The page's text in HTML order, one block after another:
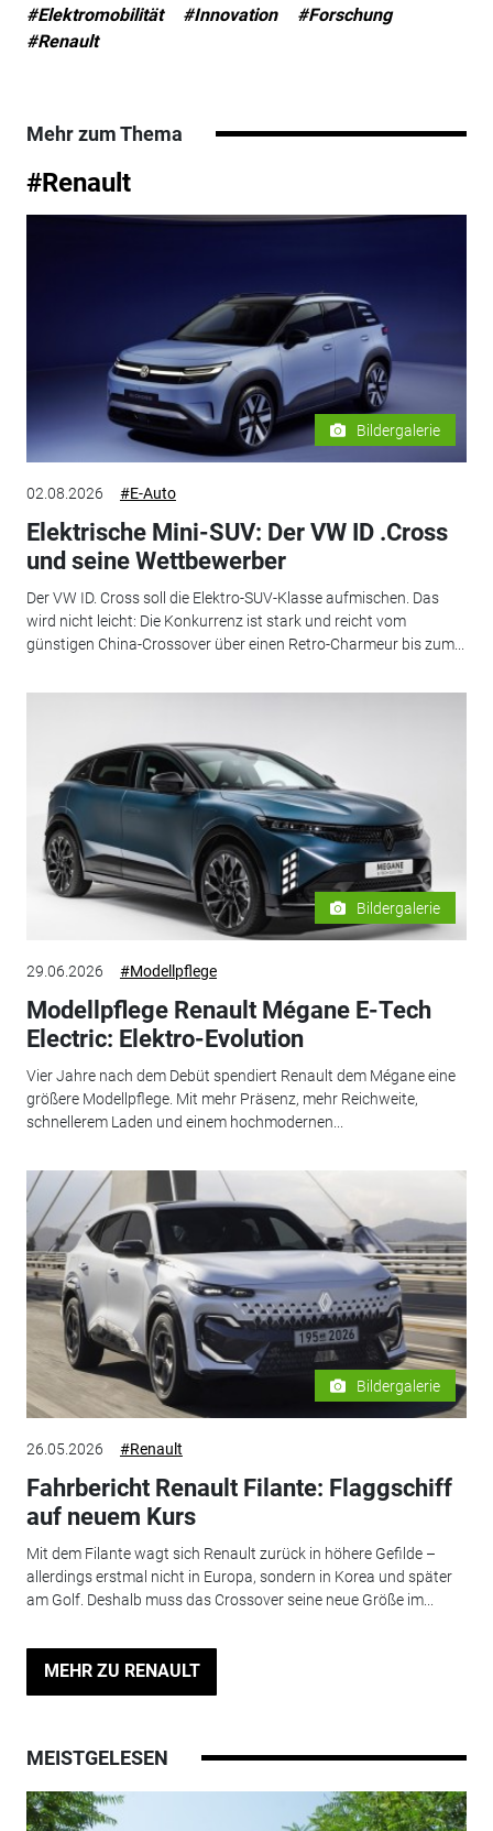
#Elektromobilität
#Innovation
#Forschung
#Renault
Mehr zum Thema
#Renault
Bildergalerie
02.08.2026 #E-Auto
Elektrische Mini-SUV: Der VW ID .Cross
und seine Wettbewerber
Der VW ID. Cross soll die Elektro-SUV-Klasse aufmischen. Das
wird nicht leicht: Die Konkurrenz ist stark und reicht vom
günstigen China-Crossover über einen Retro-Charmeur bis zum...
Bildergalerie
29.06.2026 #Modellpflege
Modellpflege Renault Mégane E-Tech
Electric: Elektro-Evolution
Vier Jahre nach dem Debüt spendiert Renault dem Mégane eine
größere Modellpflege. Mit mehr Präsenz, mehr Reichweite,
schnellerem Laden und einem hochmodernen...
Bildergalerie
26.05.2026 #Renault
Fahrbericht Renault Filante: Flaggschiff
auf neuem Kurs
Mit dem Filante wagt sich Renault zurück in höhere Gefilde –
allerdings erstmal nicht in Europa, sondern in Korea und später
am Golf. Deshalb muss das Crossover seine neue Größe im...
MEHR ZU RENAULT
MEISTGELESEN